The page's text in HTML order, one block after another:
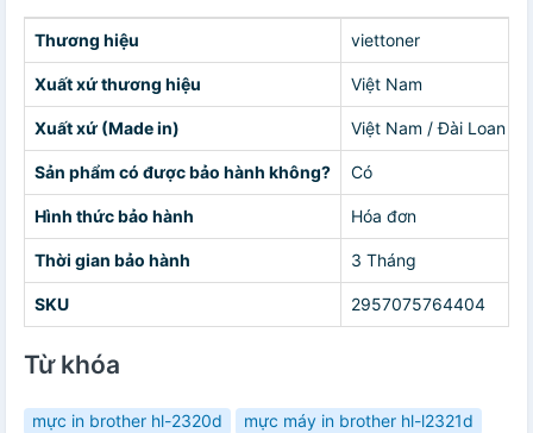
Thương hiệu viettoner
Xuất xứ thương hiệu Việt Nam
Xuất xứ (Made in) Việt Nam / Đài Loan
Sản phẩm có được bảo hành không? Có
Hình thức bảo hành Hóa đơn
Thời gian bảo hành 3 Tháng
SKU 2957075764404
Từ khóa
mực in brother hl-2320d
mực máy in brother hl-l2321d